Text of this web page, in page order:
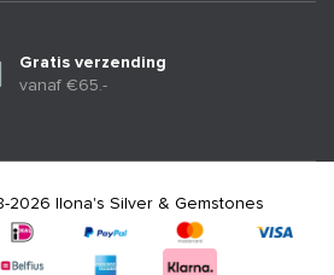
Gratis verzending
vanaf €65.-
2026 Ilona's Silver & Gemstones